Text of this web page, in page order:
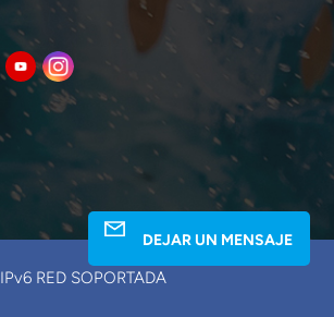
IPv6 RED SOPORTADA
DEJAR UN MENSAJE